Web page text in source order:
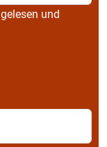
gelesen und